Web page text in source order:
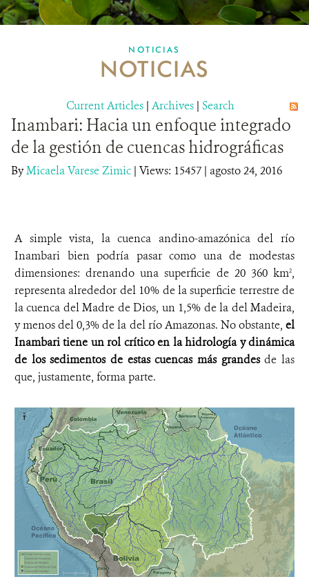
MECANISMO DE ATENCIÓN DE QUEJAS Y RECLAMOS
DONA
NOTICIAS
NOTICIAS
Current Articles | Archives | Search
Inambari: Hacia un enfoque integrado
de la gestión de cuencas hidrográficas
ByMicaela Varese Zimic | Views: 15457 | agosto 24, 2016
A simple vista, la cuenca andino-amazónica del río
Inambari bien podría pasar como una de modestas
dimensiones: drenando una superficie de 20 360 km2,
representa alrededor del 10% de la superficie terrestre de
la cuenca del Madre de Dios, un 1,5% de la del Madeira,
y menos del 0,3% de la del río Amazonas. No obstante, el
Inambari tiene un rol crítico en la hidrología y dinámica
de los sedimentos de estas cuencas más grandesde las
que, justamente, forma parte.